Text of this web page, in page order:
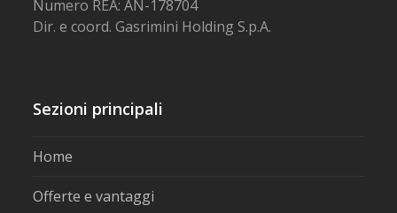
Numero REA: AN-178704
Dir. e coord. Gasrimini Holding S.p.A.
Sezioni principali
Home
Offerte e vantaggi